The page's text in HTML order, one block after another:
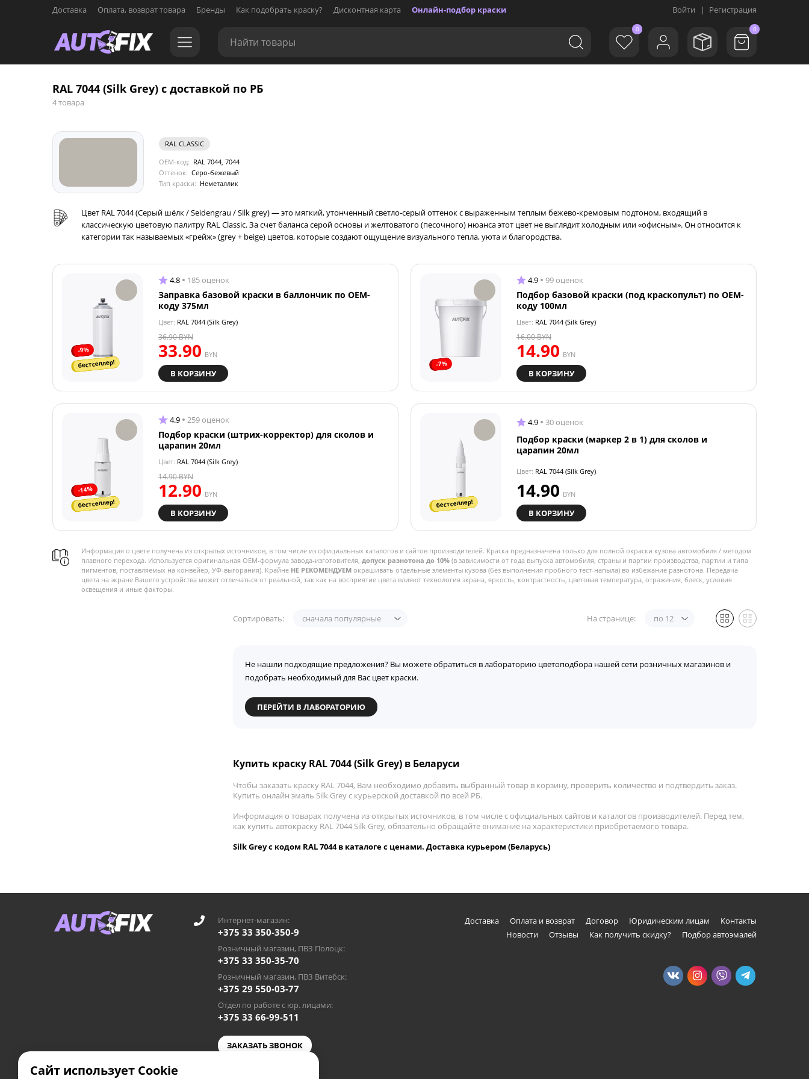
Доставка Оплата, возврат товара Бренды Как подобрать краску? Дисконтная карта Онлайн-подбор краски Войти | Регистрация
0 0
RAL 7044 (Silk Grey) с доставкой по РБ
4 товара
RAL CLASSIC
OEM-код: RAL 7044, 7044
Оттенок: Серо-бежевый
Тип краски: Неметаллик
Цвет RAL 7044 (Серый шёлк / Seidengrau / Silk grey) — это мягкий, утонченный светло-серый оттенок с выраженным теплым бежево-кремовым подтоном, входящий в
классическую цветовую палитру RAL Classic. За счет баланса серой основы и желтоватого (песочного) нюанса этот цвет не выглядит холодным или «офисным». Он относится к
категории так называемых «грейж» (grey + beige) цветов, которые создают ощущение визуального тепла, уюта и благородства.
-9%
бестселлер!
4.8 185 оценок
Заправка базовой краски в баллончик по OEM-
коду 375мл
Цвет: RAL 7044 (Silk Grey)
33.90 BYN
36.90BYN
В КОРЗИНУ
-7%
4.9 99 оценок
Подбор базовой краски (под краскопульт) по OEM-
коду 100мл
Цвет: RAL 7044 (Silk Grey)
14.90 BYN
16.00BYN
В КОРЗИНУ
-14%
бестселлер!
4.9 259 оценок
Подбор краски (штрих-корректор) для сколов и
царапин 20мл
Цвет: RAL 7044 (Silk Grey)
12.90 BYN
14.90BYN
В КОРЗИНУ
бестселлер!
4.9 30 оценок
Подбор краски (маркер 2 в 1) для сколов и
царапин 20мл
Цвет: RAL 7044 (Silk Grey)
14.90 BYN
В КОРЗИНУ
Информация о цвете получена из открытых источников, в том числе из официальных каталогов и сайтов производителей. Краска предназначена только для полной окраски кузова автомобиля / методом
плавного перехода. Используется оригинальная OEM-формула завода-изготовителя, допуск разнотона до 10% (в зависимости от года выпуска автомобиля, страны и партии производства, партии и типа
пигментов, поставляемых на конвейер, УФ-выгорания). Крайне НЕ РЕКОМЕНДУЕМ окрашивать отдельные элементы кузова (без выполнения пробного тест-напыла) во избежание разнотона. Передача
цвета на экране Вашего устройства может отличаться от реальной, так как на восприятие цвета влияют технология экрана, яркость, контрастность, цветовая температура, отражения, блеск, условия
освещения и иные факторы.
Сортировать: сначала популярные На странице: по 12
Не нашли подходящие предложения? Вы можете обратиться в лабораторию цветоподбора нашей сети розничных магазинов и
подобрать необходимый для Вас цвет краски.
ПЕРЕЙТИ В ЛАБОРАТОРИЮ
Купить краску RAL 7044 (Silk Grey) в Беларуси
Чтобы заказать краску RAL 7044, Вам необходимо добавить выбранный товар в корзину, проверить количество и подтвердить заказ.
Купить онлайн эмаль Silk Grey с курьерской доставкой по всей РБ.
Информация о товарах получена из открытых источников, в том числе с официальных сайтов и каталогов производителей. Перед тем,
как купить автокраску RAL 7044 Silk Grey, обязательно обращайте внимание на характеристики приобретаемого товара.
Silk Grey с кодом RAL 7044 в каталоге с ценами. Доставка курьером (Беларусь)
Интернет-магазин:
+375 33 350-350-9
Розничный магазин, ПВЗ Полоцк:
+375 33 350-35-70
Розничный магазин, ПВЗ Витебск:
+375 29 550-03-77
Отдел по работе с юр. лицами:
+375 33 66-99-511
ЗАКАЗАТЬ ЗВОНОК
Доставка Оплата и возврат Договор Юридическим лицам
Контакты
Новости
Отзывы Как получить скидку? Подбор автоэмалей
Сайт использует Cookie